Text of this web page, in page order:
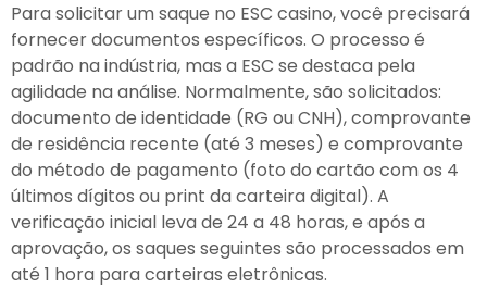
Para solicitar um saque no ESC casino, você precisará
fornecer documentos específicos. O processo é
padrão na indústria, mas a ESC se destaca pela
agilidade na análise. Normalmente, são solicitados:
documento de identidade (RG ou CNH), comprovante
de residência recente (até 3 meses) e comprovante
do método de pagamento (foto do cartão com os 4
últimos dígitos ou print da carteira digital). A
verificação inicial leva de 24 a 48 horas, e após a
aprovação, os saques seguintes são processados em
até 1 hora para carteiras eletrônicas.